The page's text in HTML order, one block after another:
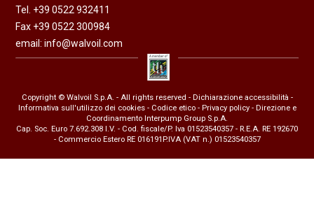
Tel. +39 0522 932411
Fax +39 0522 300984
email:info@walvoil.com
Copyright © Walvoil S.p.A. - All rights reserved - Dichiarazione accessibilità -
Informativa sull'utilizzo dei cookies- Codice etico- Privacy policy- Direzione e
Coordinamento Interpump Group S.p.A.
Cap. Soc. Euro 7.692.308 I.V. - Cod. fiscale/P. Iva 01523540357 - R.E.A. RE 192670
- Commercio Estero RE 016191P.IVA (VAT n.) 01523540357